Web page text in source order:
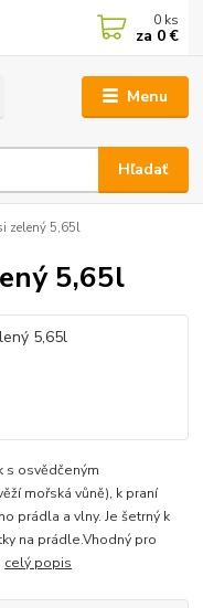
Menu
Hľadať
0 ks
za 0 €
zelený 5,65l
5,65l
s osvědčeným
mořská vůně), k praní
prádla a vlny. Je šetrný k
na prádle.Vhodný pro
celý popis